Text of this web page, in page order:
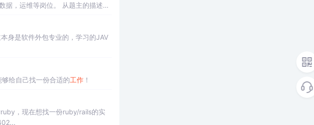
。 从题主的描述，
给自己找一份合适的工作！
，现在想找一份ruby/rails的实